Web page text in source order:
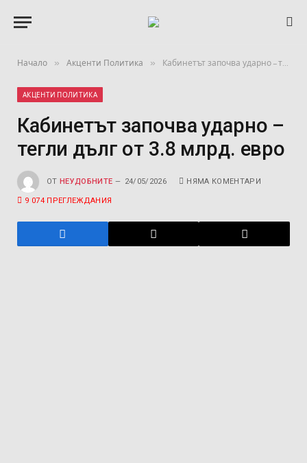
Начало » Акценти Политика » Кабинетът започва ударно – тегли дълг от 3.8 млрд. евро
АКЦЕНТИ ПОЛИТИКА
Кабинетът започва ударно –
тегли дълг от 3.8 млрд. евро
ОТ НЕУДОБНИТЕ 24/05/2026 НЯМА КОМЕНТАРИ
9 074 ПРЕГЛЕЖДАНИЯ